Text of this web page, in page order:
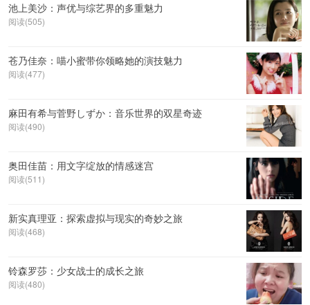
池上美沙：声优与综艺界的多重魅力
阅读(505)
苍乃佳奈：喵小蜜带你领略她的演技魅力
阅读(477)
麻田有希与菅野しずか：音乐世界的双星奇迹
阅读(490)
奥田佳苗：用文字绽放的情感迷宫
阅读(511)
新实真理亚：探索虚拟与现实的奇妙之旅
阅读(468)
铃森罗莎：少女战士的成长之旅
阅读(480)